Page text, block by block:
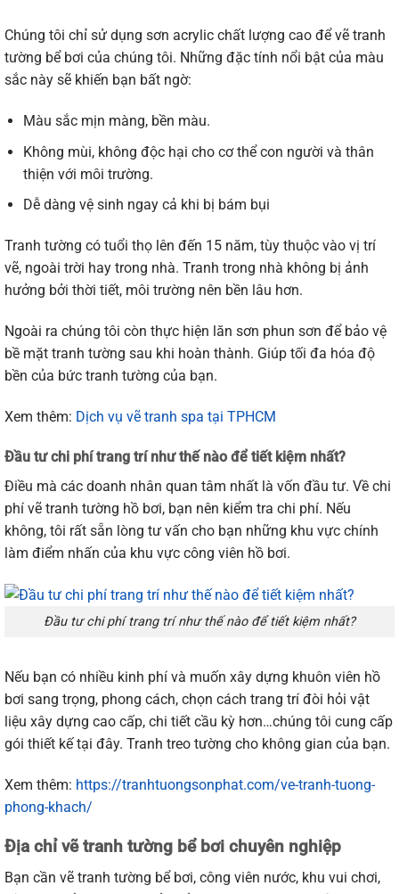
Chúng tôi chỉ sử dụng sơn acrylic chất lượng cao để vẽ tranh
tường bể bơi của chúng tôi. Những đặc tính nổi bật của màu
sắc này sẽ khiến bạn bất ngờ:
Màu sắc mịn màng, bền màu.
Không mùi, không độc hại cho cơ thể con người và thân
thiện với môi trường.
Dễ dàng vệ sinh ngay cả khi bị bám bụi
Tranh tường có tuổi thọ lên đến 15 năm, tùy thuộc vào vị trí
vẽ, ngoài trời hay trong nhà. Tranh trong nhà không bị ảnh
hưởng bởi thời tiết, môi trường nên bền lâu hơn.
Ngoài ra chúng tôi còn thực hiện lăn sơn phun sơn để bảo vệ
bề mặt tranh tường sau khi hoàn thành. Giúp tối đa hóa độ
bền của bức tranh tường của bạn.
Xem thêm: Dịch vụ vẽ tranh spa tại TPHCM
Đầu tư chi phí trang trí như thế nào để tiết kiệm nhất?
Điều mà các doanh nhân quan tâm nhất là vốn đầu tư. Về chi
phí vẽ tranh tường hồ bơi, bạn nên kiểm tra chi phí. Nếu
không, tôi rất sẵn lòng tư vấn cho bạn những khu vực chính
làm điểm nhấn của khu vực công viên hồ bơi.
Đầu tư chi phí trang trí như thế nào để tiết kiệm nhất?
Nếu bạn có nhiều kinh phí và muốn xây dựng khuôn viên hồ
bơi sang trọng, phong cách, chọn cách trang trí đòi hỏi vật
liệu xây dựng cao cấp, chi tiết cầu kỳ hơn…chúng tôi cung cấp
gói thiết kế tại đây. Tranh treo tường cho không gian của bạn.
Xem thêm: https://tranhtuongsonphat.com/ve-tranh-tuong-
phong-khach/
Địa chỉ vẽ tranh tường bể bơi chuyên nghiệp
Bạn cần vẽ tranh tường bể bơi, công viên nước, khu vui chơi,